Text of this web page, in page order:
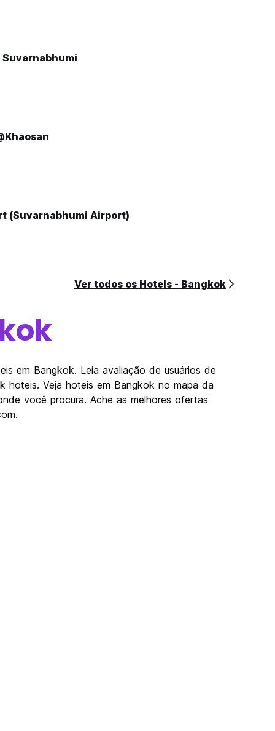
(Suvarnabhumi Airport)
Ver todos os Hotels - Bangkok
em Bangkok. Leia avaliação de usuários de
Veja hoteis em Bangkok no mapa da
você procura. Ache as melhores ofertas